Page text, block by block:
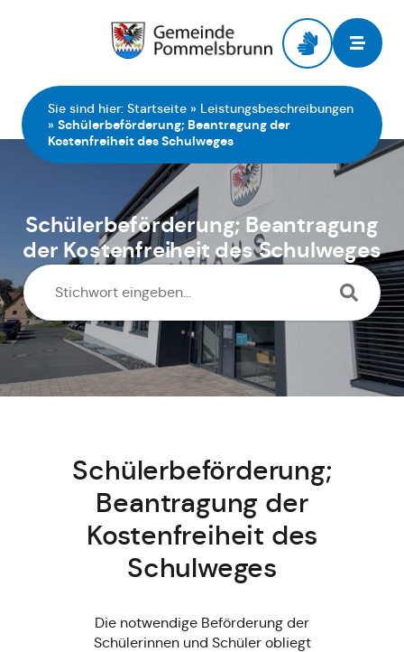
Sie sind hier: Startseite » Leistungsbeschreibungen
» Schülerbeförderung; Beantragung der
Kostenfreiheit des Schulweges
Schülerbeförderung; Beantragung
der Kostenfreiheit des Schulweges
Schülerbeförderung;
Beantragung der
Kostenfreiheit des
Schulweges
Die notwendige Beförderung der
Schülerinnen und Schüler obliegt